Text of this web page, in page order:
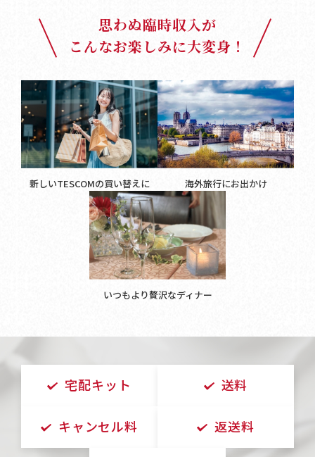
思わぬ臨時収入が
こんなお楽しみに大変身！
新しいTESCOMの買い替えに 海外旅行にお出かけ
いつもより贅沢なディナー
宅配キット 送料
キャンセル料 返送料